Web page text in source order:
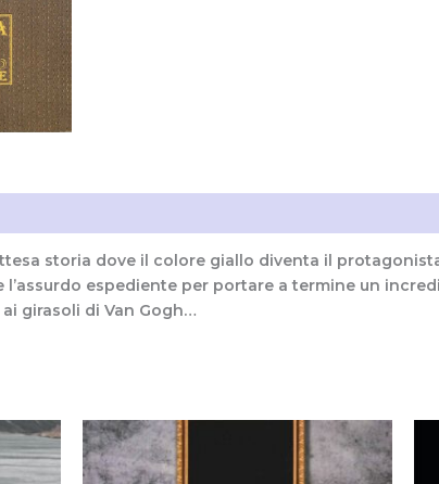
storia dove il colore giallo diventa il
espediente per portare a termine un
girasoli di Van Gogh…